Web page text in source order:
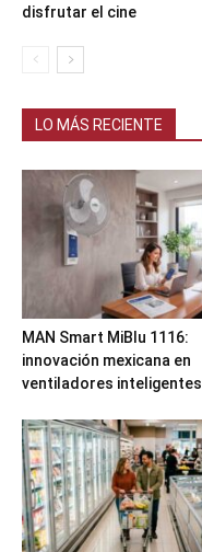
disfrutar el cine
LO MÁS RECIENTE
MAN Smart MiBlu 1116:
innovación mexicana en
ventiladores inteligentes